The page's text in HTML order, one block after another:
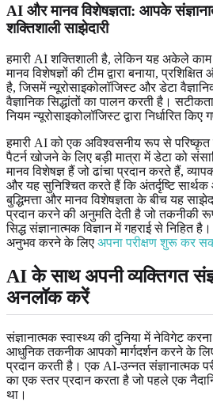
AI और मानव विशेषज्ञता: आपके
शक्तिशाली साझेदारी
हमारी AI शक्तिशाली है, लेकिन यह अकेले काम
मानव विशेषज्ञों की टीम द्वारा बनाया,
है, जिसमें न्यूरोसाइकोलॉजिस्ट और डेटा
वैज्ञानिक सिद्धांतों का पालन करती है।
नियम न्यूरोसाइकोलॉजिस्ट द्वारा निर्धारित किए
हमारी AI को एक अविश्वसनीय रूप से
पैटर्न खोजने के लिए बड़ी मात्रा में डेटा को
मानव विशेषज्ञ हैं जो ढांचा प्रदान करते हैं,
और यह सुनिश्चित करते हैं कि अंतर्दृष्टि सार्थक
बुद्धिमत्ता और मानव विशेषज्ञता के बीच यह
प्रदान करने की अनुमति देती है जो तकनीकी
सिद्ध संज्ञानात्मक विज्ञान में गहराई से निहित
अनुभव करने के लिए अपना परीक्षण शुरू कर
AI के साथ अपनी व्यक्तिगत
अनलॉक करें
संज्ञानात्मक स्वास्थ्य की दुनिया में नेविगेट
आधुनिक तकनीक आपको मार्गदर्शन करने के
प्रदान करती है। एक AI-उन्नत संज्ञानात्मक
का एक स्तर प्रदान करता है जो पहले एक
था।